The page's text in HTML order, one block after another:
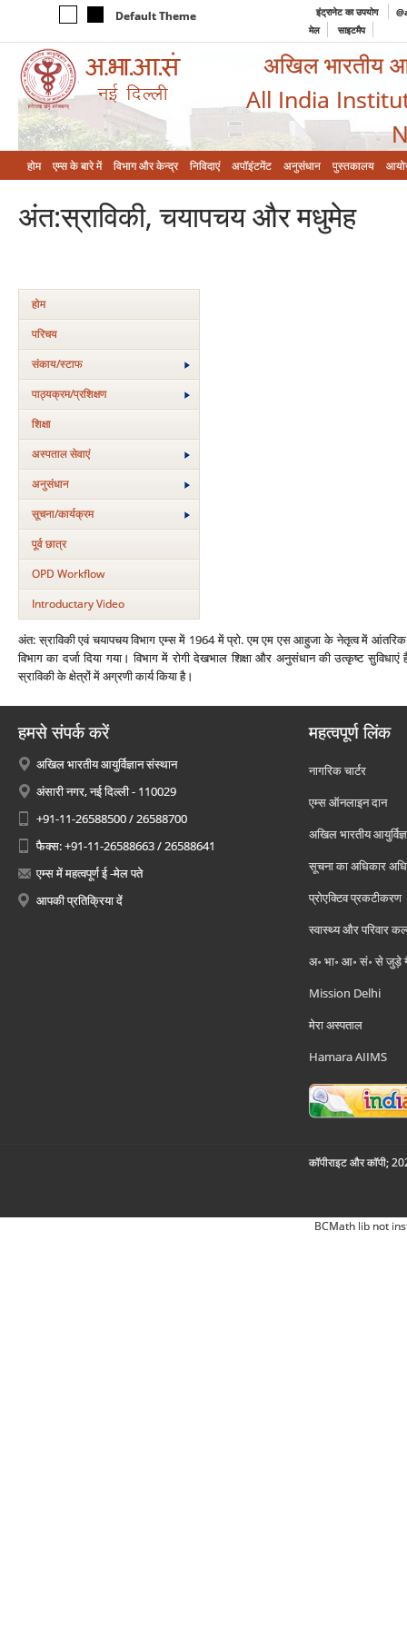
Default Theme इंट्रानेट का उपयोग
मेल
साइटमैप
अखिल भारतीय
All India
होम एम्‍स के बारे में विभाग और केन्‍द्र निविदाएं अपॉइंटमेंट अनुसंधान पुस्तकालय
अंत:स्राविकी, चयापचय और मधुमेह
होम
परिचय
संकाय/स्‍टाफ
पाठ्यक्रम/प्रशिक्षण
शिक्षा
अस्‍पताल सेवाएं
अनुसंधान
सूचना/कार्यक्रम
पूर्व छात्र
OPD Workflow
Introductary Video
अंत: स्राविकी एवं चयापचय विभाग एम्‍स में 1964 में प्रो. एम एम एस आहुजा के नेतृत्‍व में
विभाग का दर्जा दिया गया। विभाग में रोगी देखभाल शिक्षा और अनुसंधान की उत्‍कृष्‍ट
स्राविकी के क्षेत्रों में अग्रणी कार्य किया है।
हमसे संपर्क करें
अखिल भारतीय आयुर्विज्ञान संस्थान
अंसारी नगर, नई दिल्ली - 110029
+91-11-26588500 / 26588700
फैक्स: +91-11-26588663 / 26588641
एम्स में महत्वपूर्ण ई -मेल पते
आपकी प्रतिक्रिया दें
महत्वपूर्ण लिंक
नागरिक चार्टर
एम्स ऑनलाइन दान
अखिल भारतीय
सूचना का अधिकार
प्रोएक्टिव प्रकटीकरण
स्वास्थ्य और परिवार
अ॰ भा॰ आ॰ सं॰ से जुड़े
Mission Delhi
मेरा अस्पताल
Hamara AIIMS
कॉपीराइट और कॉपी;
BCMath lib not